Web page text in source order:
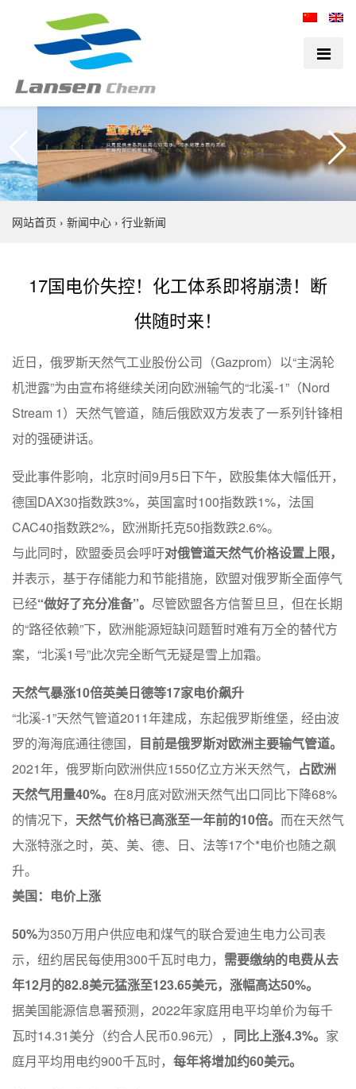
网站首页 › 新闻中心 › 行业新闻
17国电价失控！化工体系即将崩溃！断
供随时来！
近日，俄罗斯天然气工业股份公司（Gazprom）以“主涡轮
机泄露”为由宣布将继续关闭向欧洲输气的“北溪-1”（Nord
Stream 1）天然气管道，随后俄欧双方发表了一系列针锋相
对的强硬讲话。
受此事件影响，北京时间9月5日下午，欧股集体大幅低开，
德国DAX30指数跌3%，英国富时100指数跌1%，法国
CAC40指数跌2%，欧洲斯托克50指数跌2.6%。
与此同时，欧盟委员会呼吁对俄管道天然气价格设置上限，
并表示，基于存储能力和节能措施，欧盟对俄罗斯全面停气
已经“做好了充分准备”。 尽管欧盟各方信誓旦旦，但在长期
的“路径依赖”下，欧洲能源短缺问题暂时难有万全的替代方
案，“北溪1号”此次完全断气无疑是雪上加霜。
天然气暴涨10倍英美日德等17家电价飙升
“北溪-1”天然气管道2011年建成，东起俄罗斯维堡，经由波
罗的海海底通往德国， 目前是俄罗斯对欧洲主要输气管道。
2021年，俄罗斯向欧洲供应1550亿立方米天然气， 占欧洲
天然气用量40%。 在8月底对欧洲天然气出口同比下降68%
的情况下， 天然气价格已高涨至一年前的10倍。 而在天然气
大涨特涨之时，英、美、德、日、法等17个*电价也随之飙
升。
美国：电价上涨
50%为350万用户供应电和煤气的联合爱迪生电力公司表
示，纽约居民每使用300千瓦时电力， 需要缴纳的电费从去
年12月的82.8美元猛涨至123.65美元，涨幅高达50%。
据美国能源信息署预测，2022年家庭用电平均单价为每千
瓦时14.31美分（约合人民币0.96元）， 同比上涨4.3%。 家
庭月平均用电约900千瓦时， 每年将增加约60美元。